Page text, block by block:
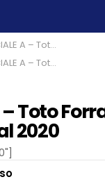
Forray a Trento fino al 2020
Forray a Trento fino al 2020
– Toto
2020